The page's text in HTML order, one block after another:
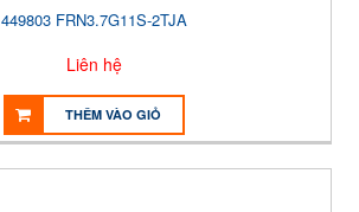
449803 FRN3.7G11S-2TJA
Liên hệ
THÊM VÀO GIỎ